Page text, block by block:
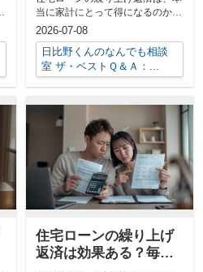
して解説
当に家計にとって得になるのか。
利息軽減の効果だけでなく、手数
料や税金へ...
2026-07-08
日比野くんのなんでも相談
室 ザ・ベストＱ＆Ａ：...
住宅ローンの繰り上げ
返済は効果ある？毎月